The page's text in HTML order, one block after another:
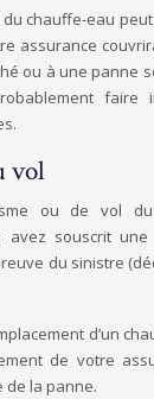
chauffe-eau
assurance
ou à une panne
faire
vol
ou de vol du
avez souscrit
du sinistre
d’un
de votre
de la panne.